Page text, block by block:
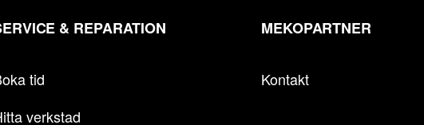
& REPARATION
tid
verkstad
MEKOPARTNER
Kontakt